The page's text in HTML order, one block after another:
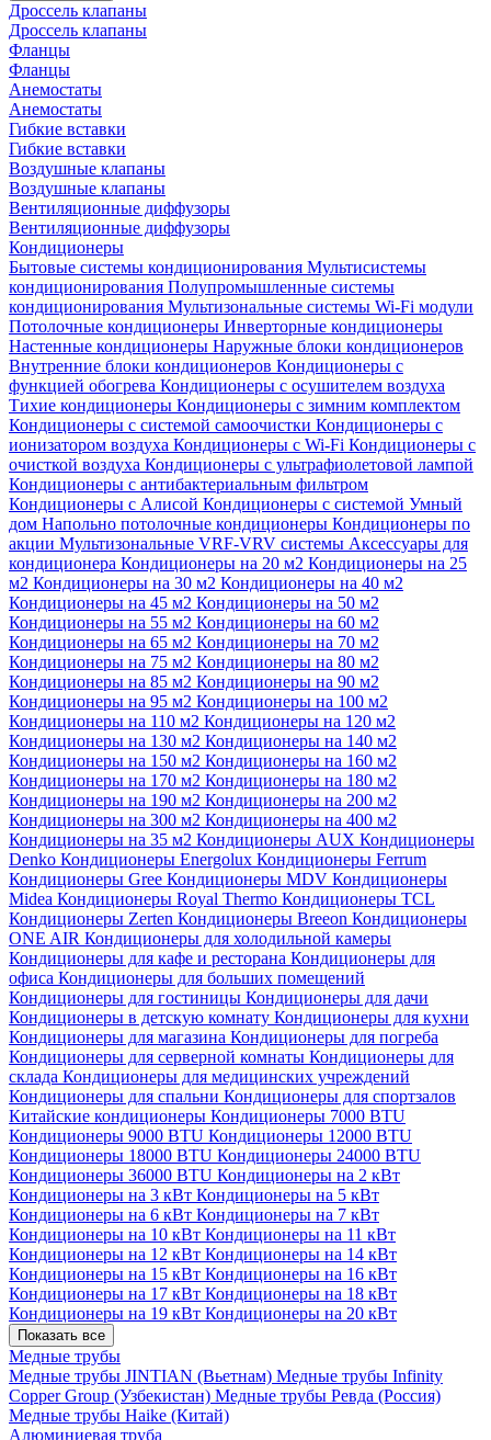
Дроссель клапаны
Дроссель клапаны
Фланцы
Фланцы
Анемостаты
Анемостаты
Гибкие вставки
Гибкие вставки
Воздушные клапаны
Воздушные клапаны
Вентиляционные диффузоры
Вентиляционные диффузоры
Кондиционеры
Бытовые системы кондиционирования Мультисистемы
кондиционирования Полупромышленные системы
кондиционирования Мультизональные системы Wi-Fi модули
Потолочные кондиционеры Инверторные кондиционеры
Настенные кондиционеры Наружные блоки кондиционеров
Внутренние блоки кондиционеров Кондиционеры с
функцией обогрева Кондиционеры с осушителем воздуха
Тихие кондиционеры Кондиционеры с зимним комплектом
Кондиционеры с системой самоочистки Кондиционеры с
ионизатором воздуха Кондиционеры с Wi-Fi Кондиционеры с
очисткой воздуха Кондиционеры с ультрафиолетовой лампой
Кондиционеры с антибактериальным фильтром
Кондиционеры с Алисой Кондиционеры с системой Умный
дом Напольно потолочные кондиционеры Кондиционеры по
акции Мультизональные VRF-VRV системы Аксессуары для
кондиционера Кондиционеры на 20 м2 Кондиционеры на 25
м2 Кондиционеры на 30 м2 Кондиционеры на 40 м2
Кондиционеры на 45 м2 Кондиционеры на 50 м2
Кондиционеры на 55 м2 Кондиционеры на 60 м2
Кондиционеры на 65 м2 Кондиционеры на 70 м2
Кондиционеры на 75 м2 Кондиционеры на 80 м2
Кондиционеры на 85 м2 Кондиционеры на 90 м2
Кондиционеры на 95 м2 Кондиционеры на 100 м2
Кондиционеры на 110 м2 Кондиционеры на 120 м2
Кондиционеры на 130 м2 Кондиционеры на 140 м2
Кондиционеры на 150 м2 Кондиционеры на 160 м2
Кондиционеры на 170 м2 Кондиционеры на 180 м2
Кондиционеры на 190 м2 Кондиционеры на 200 м2
Кондиционеры на 300 м2 Кондиционеры на 400 м2
Кондиционеры на 35 м2 Кондиционеры AUX Кондиционеры
Denko Кондиционеры Energolux Кондиционеры Ferrum
Кондиционеры Gree Кондиционеры MDV Кондиционеры
Midea Кондиционеры Royal Thermo Кондиционеры TCL
Кондиционеры Zerten Кондиционеры Breeon Кондиционеры
ONE AIR Кондиционеры для холодильной камеры
Кондиционеры для кафе и ресторана Кондиционеры для
офиса Кондиционеры для больших помещений
Кондиционеры для гостиницы Кондиционеры для дачи
Кондиционеры в детскую комнату Кондиционеры для кухни
Кондиционеры для магазина Кондиционеры для погреба
Кондиционеры для серверной комнаты Кондиционеры для
склада Кондиционеры для медицинских учреждений
Кондиционеры для спальни Кондиционеры для спортзалов
Китайские кондиционеры Кондиционеры 7000 BTU
Кондиционеры 9000 BTU Кондиционеры 12000 BTU
Кондиционеры 18000 BTU Кондиционеры 24000 BTU
Кондиционеры 36000 BTU Кондиционеры на 2 кВт
Кондиционеры на 3 кВт Кондиционеры на 5 кВт
Кондиционеры на 6 кВт Кондиционеры на 7 кВт
Кондиционеры на 10 кВт Кондиционеры на 11 кВт
Кондиционеры на 12 кВт Кондиционеры на 14 кВт
Кондиционеры на 15 кВт Кондиционеры на 16 кВт
Кондиционеры на 17 кВт Кондиционеры на 18 кВт
Кондиционеры на 19 кВт Кондиционеры на 20 кВт
Показать все
Медные трубы
Медные трубы JINTIAN (Вьетнам) Медные трубы Infinity
Copper Group (Узбекистан) Медные трубы Ревда (Россия)
Медные трубы Haike (Китай)
Алюминиевая труба